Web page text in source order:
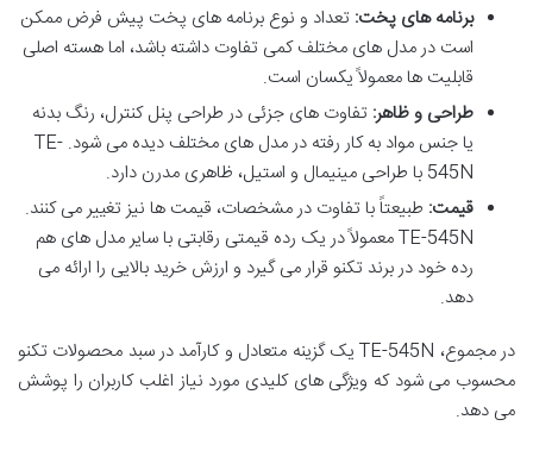
برنامه های پخت: تعداد و نوع برنامه های پخت پیش فرض ممکن
است در مدل های مختلف کمی تفاوت داشته باشد، اما هسته اصلی
قابلیت ها معمولاً یکسان است.
طراحی و ظاهر: تفاوت های جزئی در طراحی پنل کنترل، رنگ بدنه
یا جنس مواد به کار رفته در مدل های مختلف دیده می شود. TE-
545N با طراحی مینیمال و استیل، ظاهری مدرن دارد.
قیمت: طبیعتاً با تفاوت در مشخصات، قیمت ها نیز تغییر می کنند.
TE-545N معمولاً در یک رده قیمتی رقابتی با سایر مدل های هم
رده خود در برند تکنو قرار می گیرد و ارزش خرید بالایی را ارائه می
دهد.
در مجموع، TE-545N یک گزینه متعادل و کارآمد در سبد محصولات تکنو
محسوب می شود که ویژگی های کلیدی مورد نیاز اغلب کاربران را پوشش
می دهد.